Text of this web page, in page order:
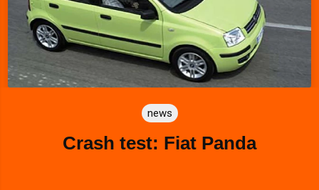
news
Crash test: Fiat Panda